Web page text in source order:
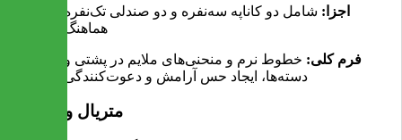
اجزا: شامل دو کاناپه سه‌نفره و دو صندلی تک‌نفره
هماهنگ
فرم کلی: خطوط نرم و منحنی‌های ملایم در پشتی و
دسته‌ها، ایجاد حس آرامش و دعوت‌کنندگی
متریال و رنگ